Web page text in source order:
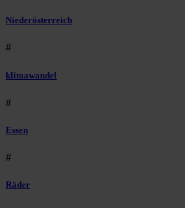
Niederösterreich
#
klimawandel
#
Essen
#
Räder